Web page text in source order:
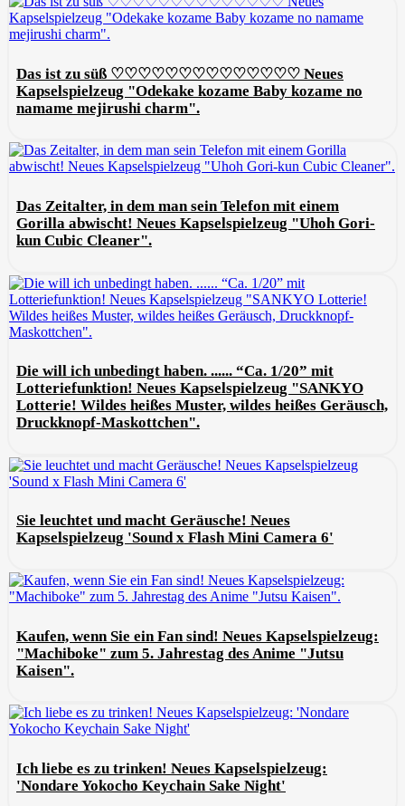
Das ist zu süß ♡♡♡♡♡♡♡♡♡♡♡♡♡♡ Neues
Kapselspielzeug "Odekake kozame Baby kozame no
namame mejirushi charm".
Das Zeitalter, in dem man sein Telefon mit einem
Gorilla abwischt! Neues Kapselspielzeug "Uhoh Gori-
kun Cubic Cleaner".
Die will ich unbedingt haben. ...... “Ca. 1/20” mit
Lotteriefunktion! Neues Kapselspielzeug "SANKYO
Lotterie! Wildes heißes Muster, wildes heißes Geräusch,
Druckknopf-Maskottchen".
Sie leuchtet und macht Geräusche! Neues
Kapselspielzeug 'Sound x Flash Mini Camera 6'
Kaufen, wenn Sie ein Fan sind! Neues Kapselspielzeug:
"Machiboke" zum 5. Jahrestag des Anime "Jutsu
Kaisen".
Ich liebe es zu trinken! Neues Kapselspielzeug:
'Nondare Yokocho Keychain Sake Night'